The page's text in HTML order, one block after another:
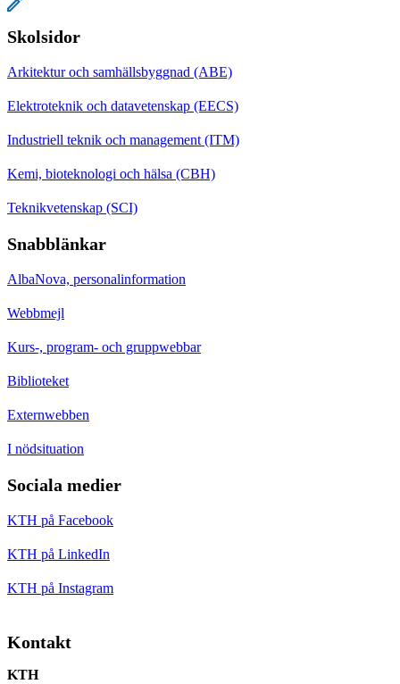
Skolsidor
Arkitektur och samhällsbyggnad (ABE)
Elektroteknik och datavetenskap (EECS)
Industriell teknik och management (ITM)
Kemi, bioteknologi och hälsa (CBH)
Teknikvetenskap (SCI)
Snabblänkar
AlbaNova, personalinformation
Webbmejl
Kurs-, program- och gruppwebbar
Biblioteket
Externwebben
I nödsituation
Sociala medier
KTH på Facebook
KTH på LinkedIn
KTH på Instagram
Kontakt
KTH